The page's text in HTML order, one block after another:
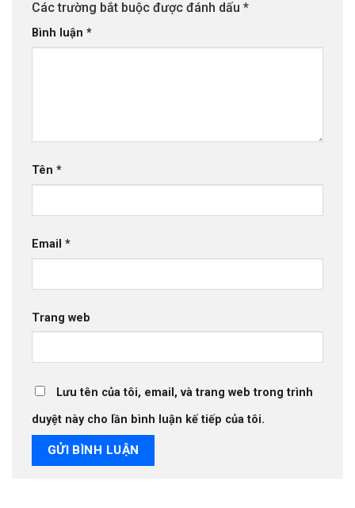
Các trường bắt buộc được đánh dấu *
Bình luận *
Tên *
Email *
Trang web
Lưu tên của tôi, email, và trang web trong trình
duyệt này cho lần bình luận kế tiếp của tôi.